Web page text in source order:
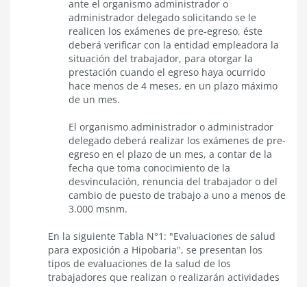
ante el organismo administrador o
administrador delegado solicitando se le
realicen los exámenes de pre-egreso, éste
deberá verificar con la entidad empleadora la
situación del trabajador, para otorgar la
prestación cuando el egreso haya ocurrido
hace menos de 4 meses, en un plazo máximo
de un mes.
El organismo administrador o administrador
delegado deberá realizar los exámenes de pre-
egreso en el plazo de un mes, a contar de la
fecha que toma conocimiento de la
desvinculación, renuncia del trabajador o del
cambio de puesto de trabajo a uno a menos de
3.000 msnm.
En la siguiente Tabla N°1: "Evaluaciones de salud
para exposición a Hipobaria", se presentan los
tipos de evaluaciones de la salud de los
trabajadores que realizan o realizarán actividades